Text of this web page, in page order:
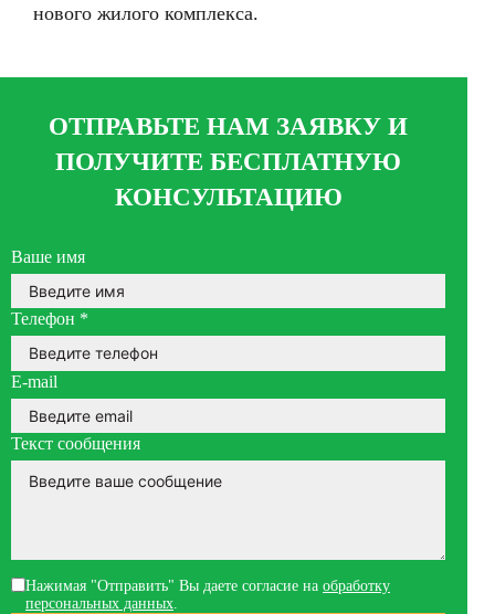
нового жилого комплекса.
ОТПРАВЬТЕ НАМ ЗАЯВКУ И
ПОЛУЧИТЕ БЕСПЛАТНУЮ
КОНСУЛЬТАЦИЮ
Ваше имя
Телефон *
E-mail
Текст сообщения
Нажимая "Отправить" Вы даете согласие на обработку
персональных данных.